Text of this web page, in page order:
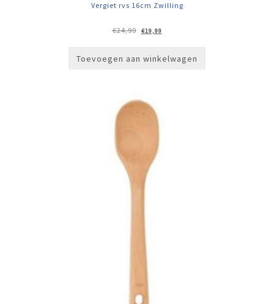
Vergiet rvs 16cm Zwilling
€24,99
Oorspronkelijke
prijs
€19,99Huidige
prijs
Toevoegen aan winkelwagen